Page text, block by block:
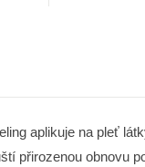
aplikuje na pleť
přirozenou obnovu